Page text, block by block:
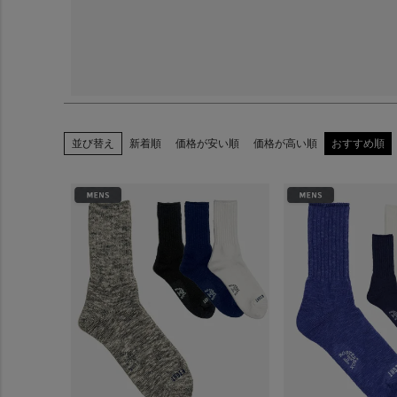
並び替え 新着順 価格が安い順 価格が高い順 おすすめ順